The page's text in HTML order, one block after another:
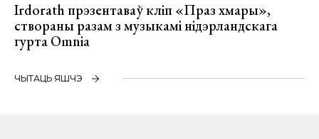
Irdorath прэзентаваў кліп «Праз хмары»,
створаны разам з музыкамі нідэрландскага
гурта Omnia
ЧЫТАЦЬ ЯШЧЭ